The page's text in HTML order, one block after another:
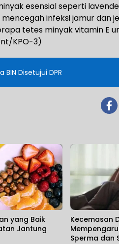
esensial seperti
infeksi jamur dan
tetes minyak vitamin E
KPO-3)
Disetujui DPR
yang Baik
Jantung
Kecemasan
Sperma dan